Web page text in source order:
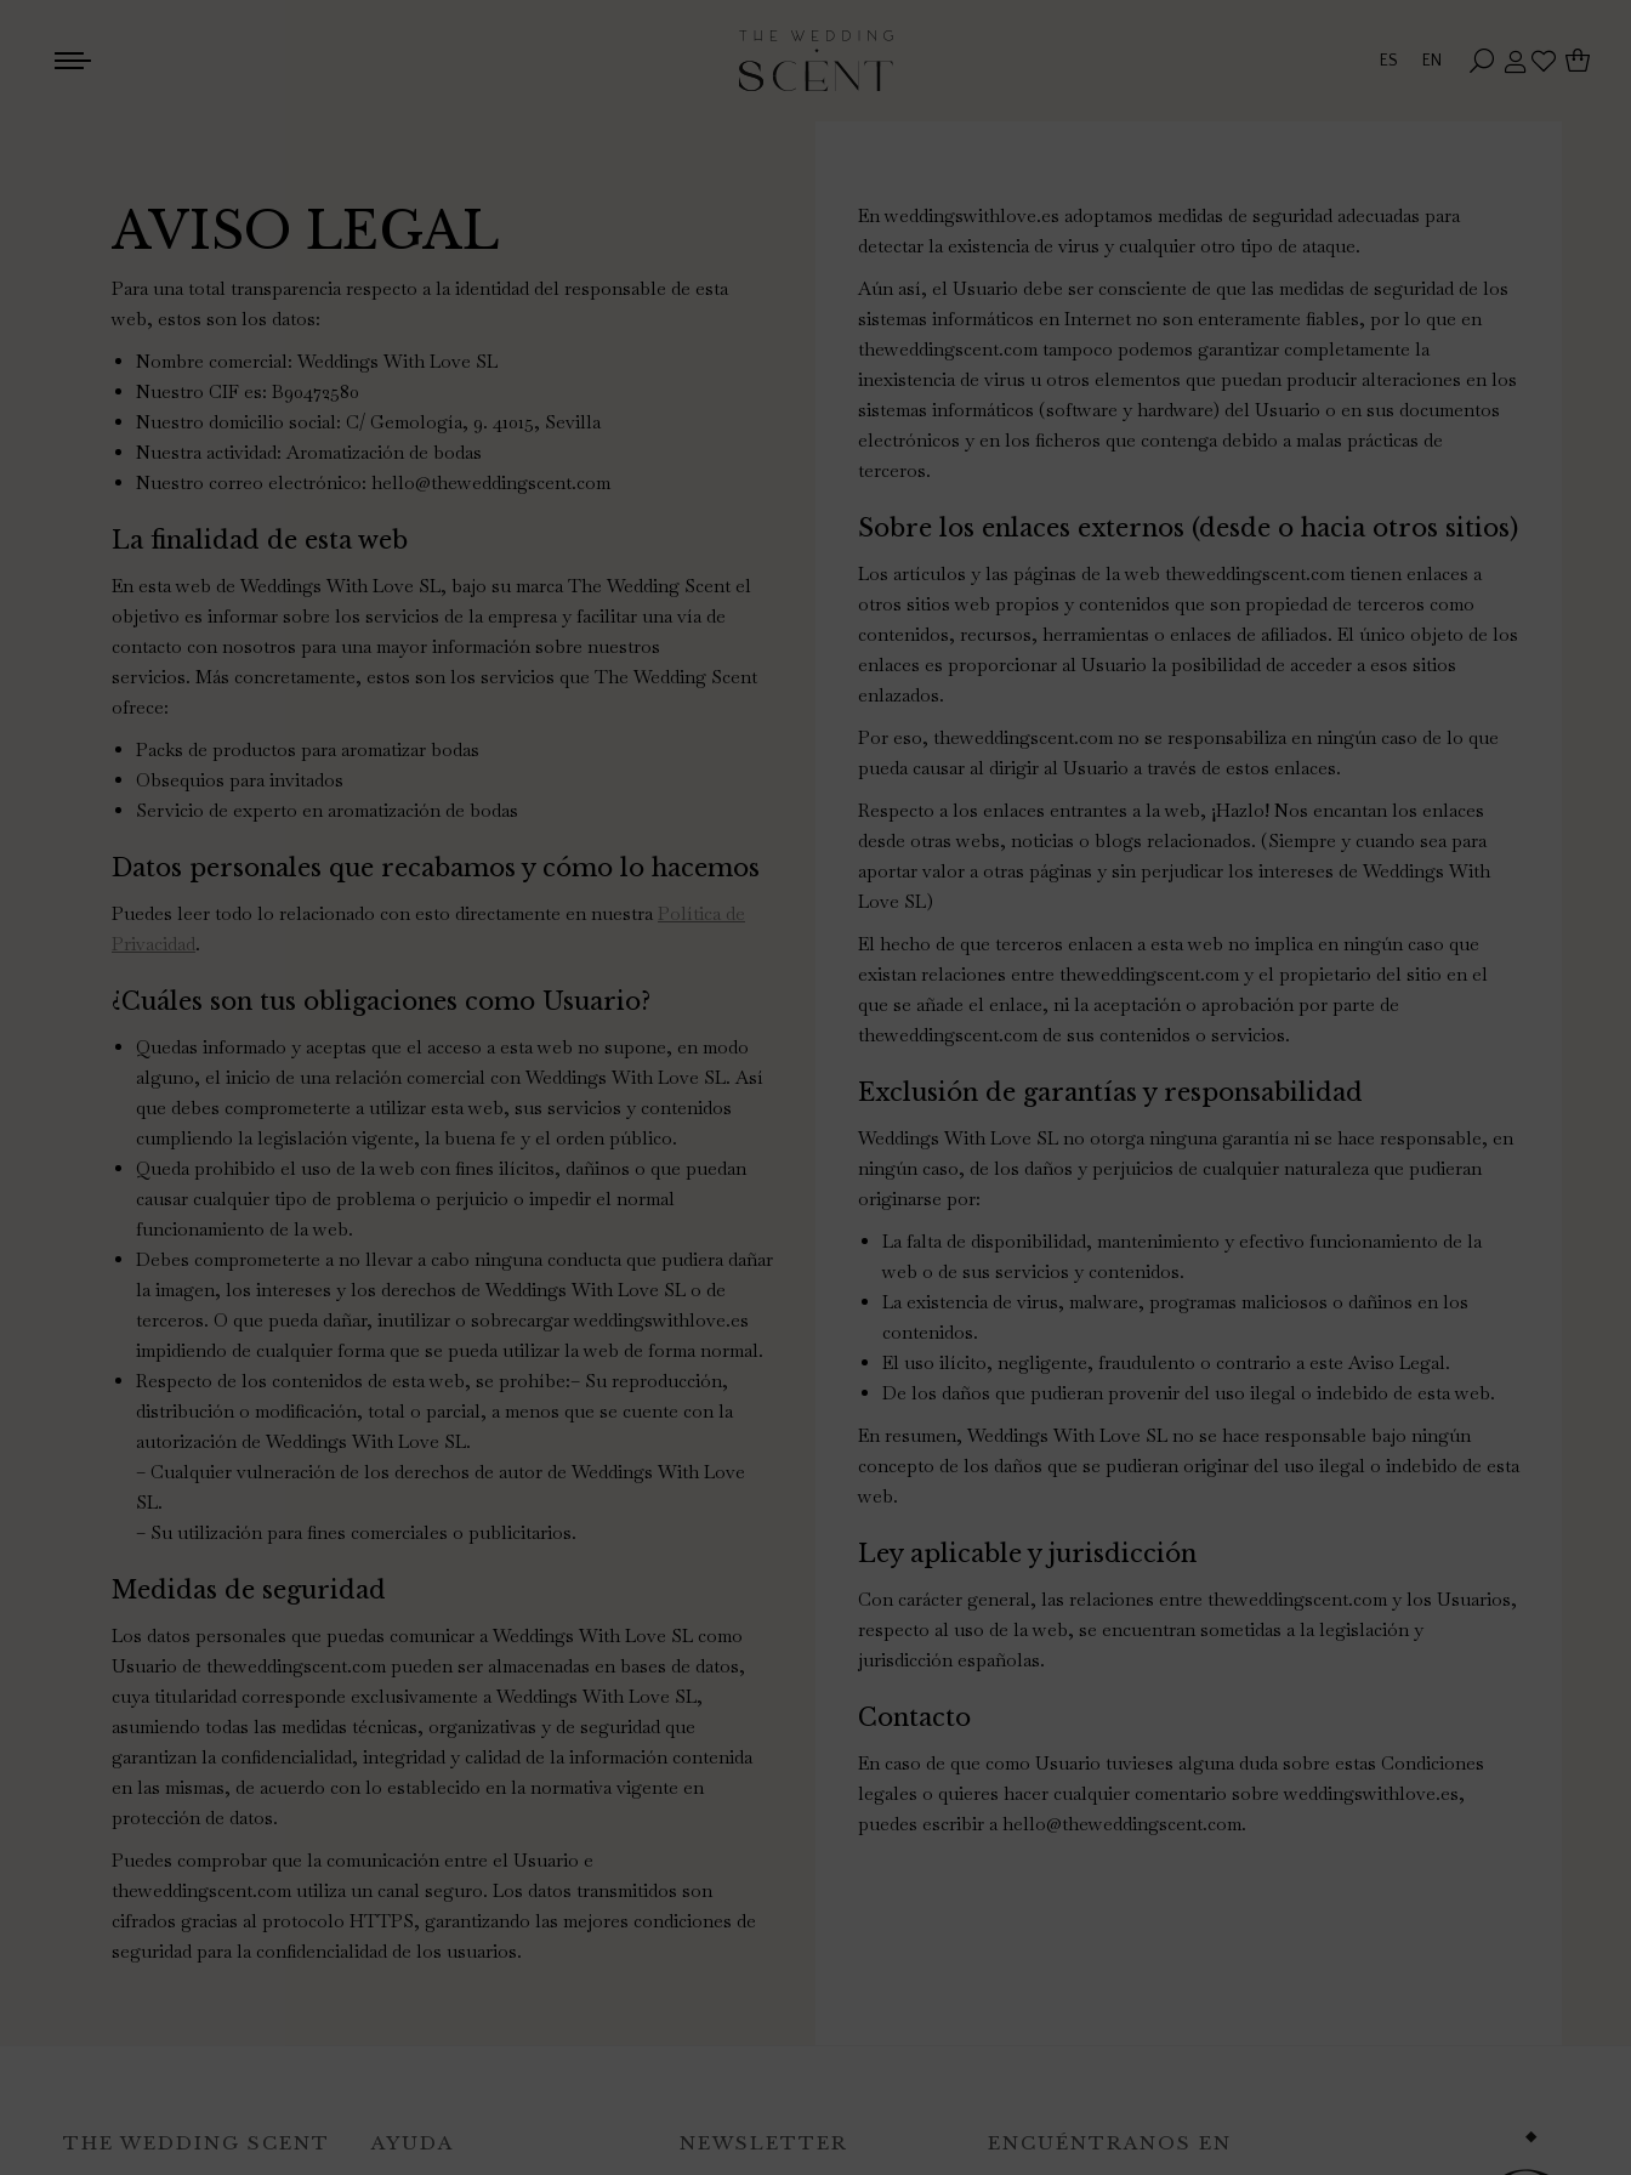
ES EN
AVISO LEGAL
Para una total transparencia respecto a la identidad del responsable de esta
web, estos son los datos:
Nombre comercial: Weddings With Love SL
Nuestro CIF es: B90472580
Nuestro domicilio social: C/ Gemología, 9. 41015, Sevilla
Nuestra actividad: Aromatización de bodas
Nuestro correo electrónico: hello@theweddingscent.com
La finalidad de esta web
En esta web de Weddings With Love SL, bajo su marca The Wedding Scent el
objetivo es informar sobre los servicios de la empresa y facilitar una vía de
contacto con nosotros para una mayor información sobre nuestros
servicios. Más concretamente, estos son los servicios que The Wedding Scent
ofrece:
Packs de productos para aromatizar bodas
Obsequios para invitados
Servicio de experto en aromatización de bodas
Datos personales que recabamos y cómo lo hacemos
Puedes leer todo lo relacionado con esto directamente en nuestra Política de
Privacidad.
¿Cuáles son tus obligaciones como Usuario?
Quedas informado y aceptas que el acceso a esta web no supone, en modo
alguno, el inicio de una relación comercial con Weddings With Love SL. Así
que debes comprometerte a utilizar esta web, sus servicios y contenidos
cumpliendo la legislación vigente, la buena fe y el orden público.
Queda prohibido el uso de la web con fines ilícitos, dañinos o que puedan
causar cualquier tipo de problema o perjuicio o impedir el normal
funcionamiento de la web.
Debes comprometerte a no llevar a cabo ninguna conducta que pudiera dañar
la imagen, los intereses y los derechos de Weddings With Love SL o de
terceros. O que pueda dañar, inutilizar o sobrecargar weddingswithlove.es
impidiendo de cualquier forma que se pueda utilizar la web de forma normal.
Respecto de los contenidos de esta web, se prohíbe:– Su reproducción,
distribución o modificación, total o parcial, a menos que se cuente con la
autorización de Weddings With Love SL.
– Cualquier vulneración de los derechos de autor de Weddings With Love
SL.
– Su utilización para fines comerciales o publicitarios.
Medidas de seguridad
Los datos personales que puedas comunicar a Weddings With Love SL como
Usuario de theweddingscent.com pueden ser almacenadas en bases de datos,
cuya titularidad corresponde exclusivamente a Weddings With Love SL,
asumiendo todas las medidas técnicas, organizativas y de seguridad que
garantizan la confidencialidad, integridad y calidad de la información contenida
en las mismas, de acuerdo con lo establecido en la normativa vigente en
protección de datos.
Puedes comprobar que la comunicación entre el Usuario e
theweddingscent.com utiliza un canal seguro. Los datos transmitidos son
cifrados gracias al protocolo HTTPS, garantizando las mejores condiciones de
seguridad para la confidencialidad de los usuarios.
En weddingswithlove.es adoptamos medidas de seguridad adecuadas para
detectar la existencia de virus y cualquier otro tipo de ataque.
Aún así, el Usuario debe ser consciente de que las medidas de seguridad de los
sistemas informáticos en Internet no son enteramente fiables, por lo que en
theweddingscent.com tampoco podemos garantizar completamente la
inexistencia de virus u otros elementos que puedan producir alteraciones en los
sistemas informáticos (software y hardware) del Usuario o en sus documentos
electrónicos y en los ficheros que contenga debido a malas prácticas de
terceros.
Sobre los enlaces externos (desde o hacia otros sitios)
Los artículos y las páginas de la web theweddingscent.com tienen enlaces a
otros sitios web propios y contenidos que son propiedad de terceros como
contenidos, recursos, herramientas o enlaces de afiliados. El único objeto de los
enlaces es proporcionar al Usuario la posibilidad de acceder a esos sitios
enlazados.
Por eso, theweddingscent.com no se responsabiliza en ningún caso de lo que
pueda causar al dirigir al Usuario a través de estos enlaces.
Respecto a los enlaces entrantes a la web, ¡Hazlo! Nos encantan los enlaces
desde otras webs, noticias o blogs relacionados. (Siempre y cuando sea para
aportar valor a otras páginas y sin perjudicar los intereses de Weddings With
Love SL)
El hecho de que terceros enlacen a esta web no implica en ningún caso que
existan relaciones entre theweddingscent.com y el propietario del sitio en el
que se añade el enlace, ni la aceptación o aprobación por parte de
theweddingscent.com de sus contenidos o servicios.
Exclusión de garantías y responsabilidad
Weddings With Love SL no otorga ninguna garantía ni se hace responsable, en
ningún caso, de los daños y perjuicios de cualquier naturaleza que pudieran
originarse por:
La falta de disponibilidad, mantenimiento y efectivo funcionamiento de la
web o de sus servicios y contenidos.
La existencia de virus, malware, programas maliciosos o dañinos en los
contenidos.
El uso ilícito, negligente, fraudulento o contrario a este Aviso Legal.
De los daños que pudieran provenir del uso ilegal o indebido de esta web.
En resumen, Weddings With Love SL no se hace responsable bajo ningún
concepto de los daños que se pudieran originar del uso ilegal o indebido de esta
web.
Ley aplicable y jurisdicción
Con carácter general, las relaciones entre theweddingscent.com y los Usuarios,
respecto al uso de la web, se encuentran sometidas a la legislación y
jurisdicción españolas.
Contacto
En caso de que como Usuario tuvieses alguna duda sobre estas Condiciones
legales o quieres hacer cualquier comentario sobre weddingswithlove.es,
puedes escribir a hello@theweddingscent.com.
THE WEDDING SCENT AYUDA NEWSLETTER ENCUÉNTRANOS EN